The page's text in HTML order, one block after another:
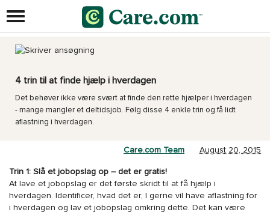
4 trin til at finde hjælp i hverdagen
Det behøver ikke være svært at finde den rette hjælper i hverdagen
- mange mangler et deltidsjob. Følg disse 4 enkle trin og få lidt
aflastning i hverdagen.
Care.com Team August 20, 2015
Trin 1: Slå et jobopslag op – det er gratis!
At lave et jobopslag er det første skridt til at få hjælp i
hverdagen. Identificer, hvad det er, I gerne vil have aflastning for
i hverdagen og lav et jobopslag omkring dette. Det kan være